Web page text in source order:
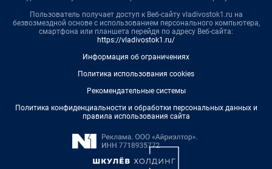
Пользователь получает доступ к Веб-сайту vladivostok1.ru на
безвозмездной основе с использованием персонального компьютера,
смартфона или планшета перейдя по адресу Веб-сайта:
https://vladivostok1.ru/
Информация об ограничениях
Политика использования cookies
Рекомендательные системы
Политика конфиденциальности и обработки персональных данных и
правила использования сайта